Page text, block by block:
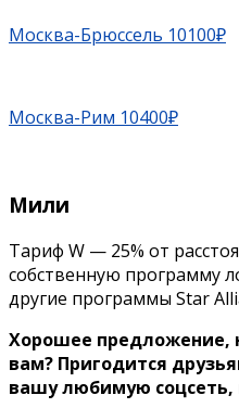
Москва-Брюссель 10100₽
Москва-Рим 10400₽
Мили
Тариф W — 25% от
собственную программу
другие программы Star
Хорошее предложение,
вам? Пригодится
вашу любимую соцсеть,